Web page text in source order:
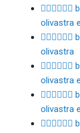
olivastra
olivastra
olivastra
olivastra